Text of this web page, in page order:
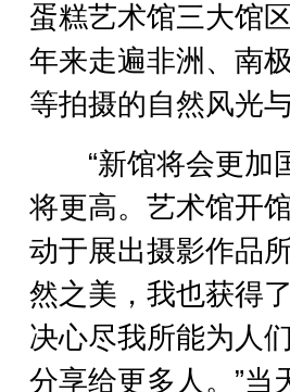
蛋糕艺术馆三大馆
年来走遍非洲、南
等拍摄的自然风光
“新馆将会更加
将更高。艺术馆开
动于展出摄影作品
然之美，我也获得
决心尽我所能为人
分享给更多人。”当